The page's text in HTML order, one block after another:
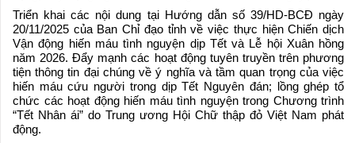
Triển khai các nội dung tại Hướng dẫn số 39/HD-BCĐ ngày
20/11/2025 của Ban Chỉ đạo tỉnh về việc thực hiện Chiến dịch
Vận động hiến máu tình nguyện dịp Tết và Lễ hội Xuân hồng
năm 2026. Đẩy mạnh các hoạt động tuyên truyền trên phương
tiện thông tin đại chúng về ý nghĩa và tầm quan trọng của việc
hiến máu cứu người trong dịp Tết Nguyên đán; lồng ghép tổ
chức các hoạt động hiến máu tình nguyện trong Chương trình
“Tết Nhân ái” do Trung ương Hội Chữ thập đỏ Việt Nam phát
động.